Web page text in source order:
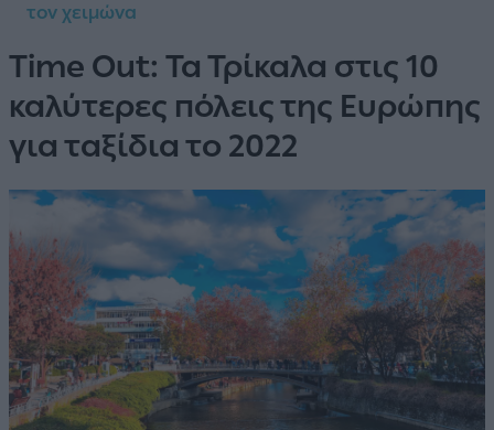
τον χειμώνα
Time Out: Τα Τρίκαλα στις 10
καλύτερες πόλεις της Ευρώπης
για ταξίδια το 2022